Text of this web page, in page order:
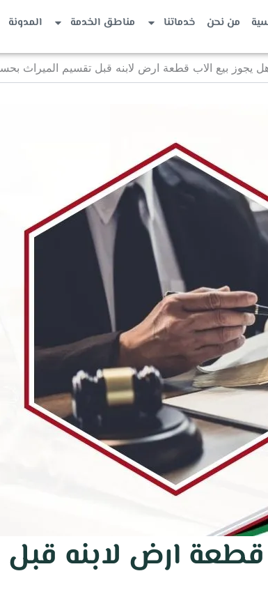
من نحن خدماتنا مناطق الخدمة المدونة
يجوز بيع الاب قطعة ارض لابنه قبل تقسيم الميراث
قطعة ارض لابنه